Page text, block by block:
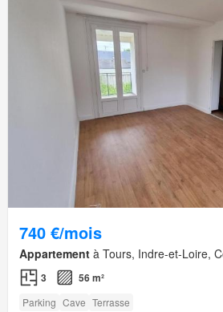
740 €/mois
Appartement à Tours, Indre-et-Loire,
3 56 m²
Parking Cave Terrasse